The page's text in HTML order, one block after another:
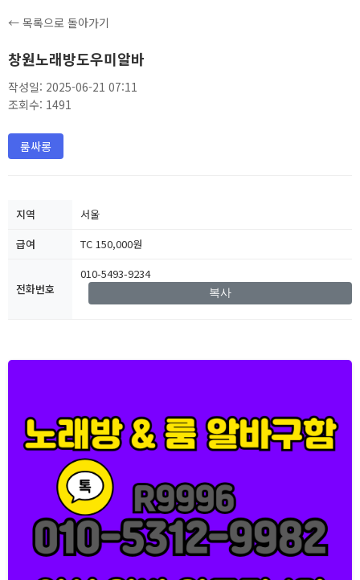
← 목록으로 돌아가기
창원노래방도우미알바
작성일: 2025-06-21 07:11
조회수: 1491
룸싸롱
지역
서울
급여
TC 150,000원
전화번호
010-5493-9234
복사